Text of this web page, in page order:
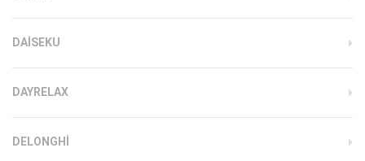
DAISEKU
DAYRELAX
DELONGHI